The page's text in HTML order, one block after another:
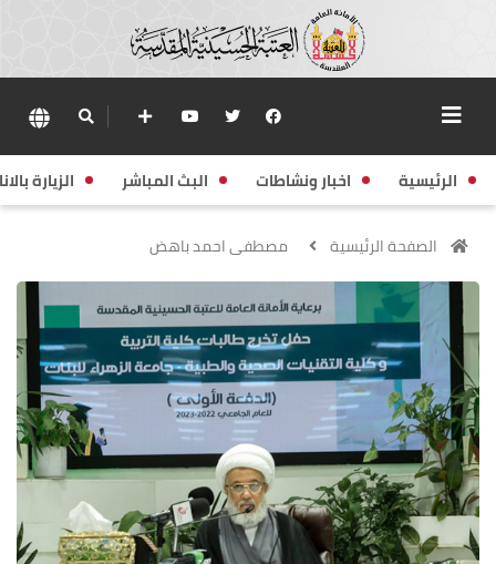
الرئيسية اخبار ونشاطات البث المباشر الزيارة
الصفحة الرئيسية مصطفى احمد باهض